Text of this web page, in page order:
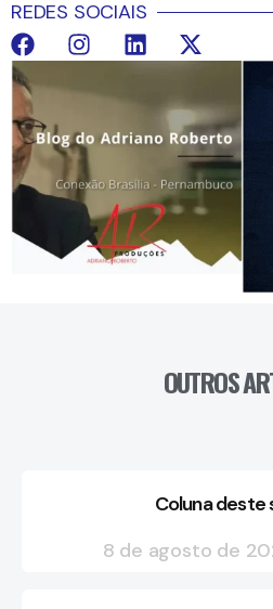
REDES SOCIAIS
OUTROS
Coluna deste
8 de agosto de